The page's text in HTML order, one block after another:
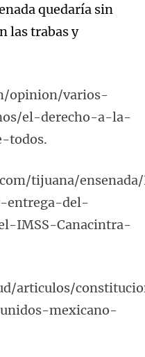
quedaría sin
las trabas y
opinion/varios-
el-derecho-a-la-
todos.
tijuana/
entrega-del-
IMSS-Canacintra-
articulos/
mexicano-